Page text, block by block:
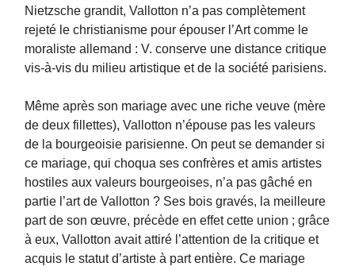
Nietzsche grandit, Vallotton n’a pas complètement
rejeté le christianisme pour épouser l’Art comme le
moraliste allemand : V. conserve une distance critique
vis-à-vis du milieu artistique et de la société parisiens.
Même après son mariage avec une riche veuve (mère
de deux fillettes), Vallotton n’épouse pas les valeurs
de la bourgeoisie parisienne. On peut se demander si
ce mariage, qui choqua ses confrères et amis artistes
hostiles aux valeurs bourgeoises, n’a pas gâché en
partie l’art de Vallotton ? Ses bois gravés, la meilleure
part de son œuvre, précède en effet cette union ; grâce
à eux, Vallotton avait attiré l’attention de la critique et
acquis le statut d’artiste à part entière. Ce mariage